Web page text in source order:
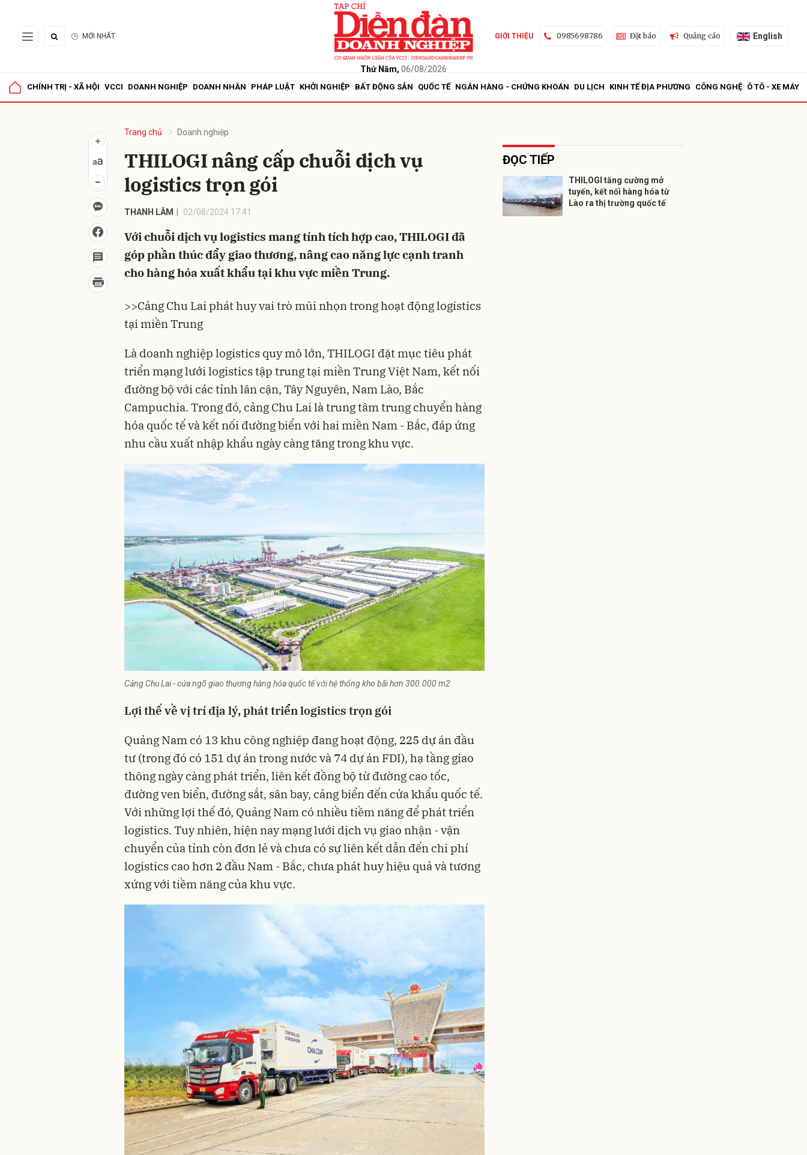
MỚI NHẤT
Thứ Năm, 06/08/2026
GIỚI THIỆU 0985698786 Đặt báo Quảng cáo English
CHÍNH TRỊ - XÃ HỘI VCCI DOANH NGHIỆP DOANH NHÂN PHÁP LUẬT KHỞI NGHIỆP BẤT ĐỘNG SẢN QUỐC TẾ NGÂN HÀNG - CHỨNG KHOÁN DU LỊCH KINH TẾ ĐỊA PHƯƠNG CÔNG NGHỆ Ô TÔ - XE MÁY
Trang chủ Doanh nghiệp
THILOGI nâng cấp chuỗi dịch vụ
logistics trọn gói
THANH LÂM 02/08/2024 17:41
Với chuỗi dịch vụ logistics mang tính tích hợp cao, THILOGI đã
góp phần thúc đẩy giao thương, nâng cao năng lực cạnh tranh
cho hàng hóa xuất khẩu tại khu vực miền Trung.
>>Cảng Chu Lai phát huy vai trò mũi nhọn trong hoạt động logistics
tại miền Trung
Là doanh nghiệp logistics quy mô lớn, THILOGI đặt mục tiêu phát
triển mạng lưới logistics tập trung tại miền Trung Việt Nam, kết nối
đường bộ với các tỉnh lân cận, Tây Nguyên, Nam Lào, Bắc
Campuchia. Trong đó, cảng Chu Lai là trung tâm trung chuyển hàng
hóa quốc tế và kết nối đường biển với hai miền Nam - Bắc, đáp ứng
nhu cầu xuất nhập khẩu ngày càng tăng trong khu vực.
Cảng Chu Lai - cửa ngõ giao thương hàng hóa quốc tế với hệ thống kho bãi hơn 300.000 m2
Lợi thế về vị trí địa lý, phát triển logistics trọn gói
Quảng Nam có 13 khu công nghiệp đang hoạt động, 225 dự án đầu
tư (trong đó có 151 dự án trong nước và 74 dự án FDI), hạ tầng giao
thông ngày càng phát triển, liên kết đồng bộ từ đường cao tốc,
đường ven biển, đường sắt, sân bay, cảng biển đến cửa khẩu quốc tế.
Với những lợi thế đó, Quảng Nam có nhiều tiềm năng để phát triển
logistics. Tuy nhiên, hiện nay mạng lưới dịch vụ giao nhận - vận
chuyển của tỉnh còn đơn lẻ và chưa có sự liên kết dẫn đến chi phí
logistics cao hơn 2 đầu Nam - Bắc, chưa phát huy hiệu quả và tương
xứng với tiềm năng của khu vực.
ĐỌC TIẾP
THILOGI tăng cường mở
tuyến, kết nối hàng hóa từ
Lào ra thị trường quốc tế
Gửi